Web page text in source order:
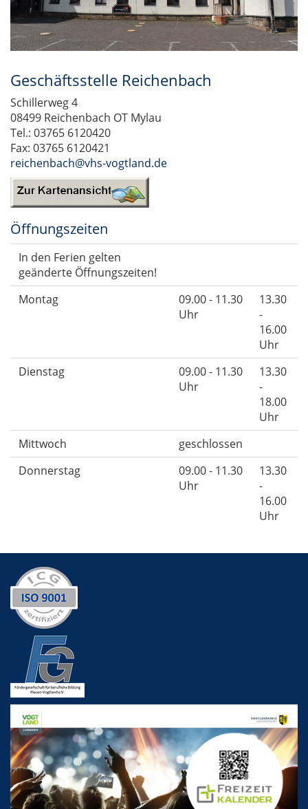
Geschäftsstelle Reichenbach
Schillerweg 4
08499 Reichenbach OT Mylau
Tel.: 03765 6120420
Fax: 03765 6120421
reichenbach@vhs-vogtland.de
Öffnungszeiten
In den Ferien gelten
geänderte Öffnungszeiten!
Montag
09.00 - 11.30
Uhr
13.30
-
16.00
Uhr
Dienstag
09.00 - 11.30
Uhr
13.30
-
18.00
Uhr
Mittwoch
geschlossen
Donnerstag
09.00 - 11.30
Uhr
13.30
-
16.00
Uhr